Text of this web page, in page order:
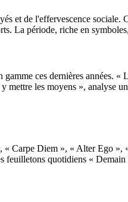
et de l'effervescence
La période, riche en
ces dernières années.
les moyens », analyse
« Carpe Diem », « Alter Ego
quotidiens «